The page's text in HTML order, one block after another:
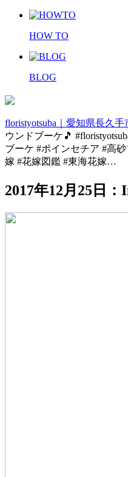
HOW TO
BLOG
floristyotsuba｜愛知県長久
ウンドブーケ🎵
ブーケ #ポインセチア #高
嫁 #花嫁図鑑 #東海花嫁…
2017年12月25日